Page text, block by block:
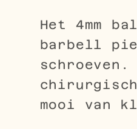
Het 4mm
barbell
mooi van